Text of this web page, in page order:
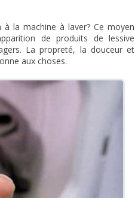
la machine à laver? Ce moyen
de produits de lessive
La propreté, la douceur et
aux choses.